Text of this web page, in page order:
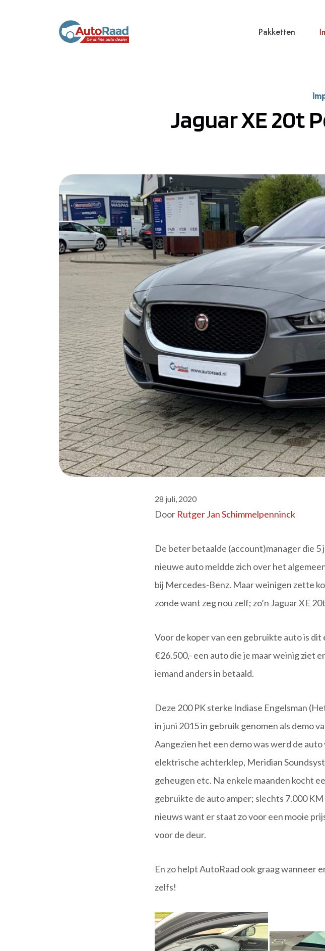
Pakketten
Jaguar XE 20t
28 juli, 2020
Door Rutger Jan Schimmelpenninck
De beter betaalde (account)manager die 5
nieuwe auto meldde zich over het
bij Mercedes-Benz. Maar weinigen zette
zonde want zeg nou zelf; zo’n Jaguar XE
Voor de koper van een gebruikte auto is
€26.500,- een auto die je maar weinig ziet
iemand anders in betaald.
Deze 200 PK sterke Indiase Engelsman
in juni 2015 in gebruik genomen als demo
Aangezien het een demo was werd de
elektrische achterklep, Meridian
geheugen etc. Na enkele maanden kocht
gebruikte de auto amper; slechts 7.000
nieuws want er staat zo voor een mooie
voor de deur.
En zo helpt AutoRaad ook graag wanneer
zelfs!